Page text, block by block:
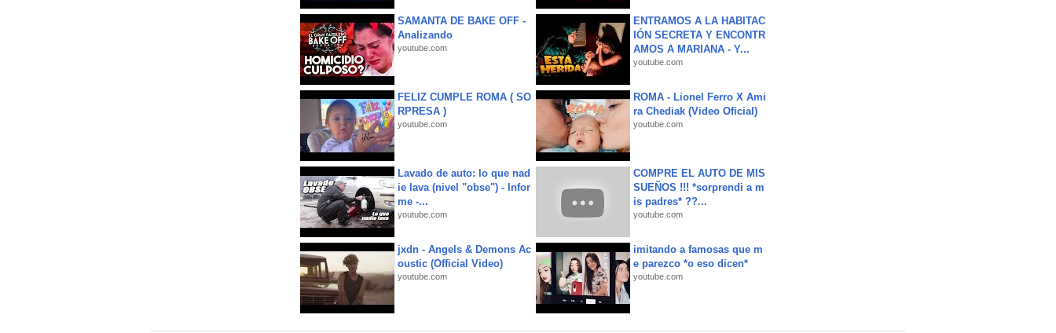
SAMANTA DE BAKE OFF -
Analizando
youtube.com
ENTRAMOS A LA HABITAC
IÓN SECRETA Y ENCONTR
AMOS A MARIANA - Y...
youtube.com
FELIZ CUMPLE ROMA ( SO
RPRESA )
youtube.com
ROMA - Lionel Ferro X Ami
ra Chediak (Video Oficial)
youtube.com
Lavado de auto: lo que nad
ie lava (nivel "obse") - Infor
me -...
youtube.com
COMPRE EL AUTO DE MIS
SUEÑOS !!! *sorprendi a m
is padres* ??...
youtube.com
jxdn - Angels & Demons Ac
oustic (Official Video)
youtube.com
imitando a famosas que m
e parezco *o eso dicen*
youtube.com